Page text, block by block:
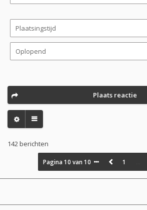
Plaats reactie
142 berichten
Pagina10 van10 1